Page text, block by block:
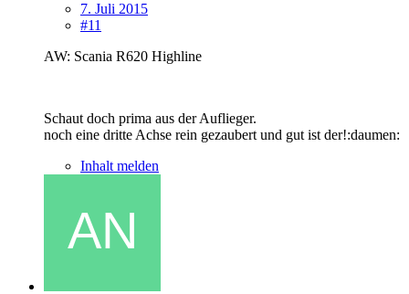
7. Juli 2015
#11
AW: Scania R620 Highline
Schaut doch prima aus der Auflieger.
noch eine dritte Achse rein gezaubert und gut ist der!:daumen:
Inhalt melden